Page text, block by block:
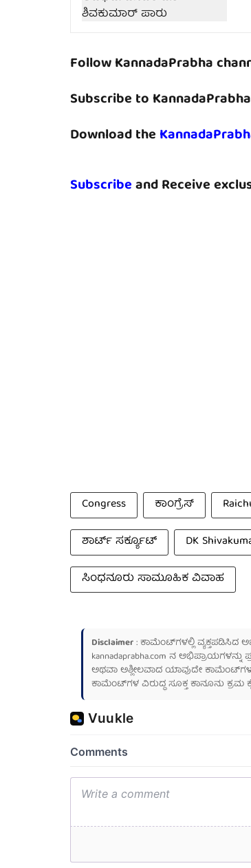
Follow KannadaPrabha
Subscribe to KannadaPrabha
Download the
Subscribeand Receive
Congress ಕಾಂಗ್ರೆಸ್
ಶಾರ್ಟ್ ಸರ್ಕ್ಯೂಟ್
‪DK
ಸಿಂಧನೂರು ಸಾಮೂಹಿಕ ವಿವಾಹ
Disclaimer: ಕಾಮೆಂಟ್‌ಗಳಲ್ಲಿ ವ್ಯಕ್ತಪಡಿಸಿದ
kannadaprabha.com ನ ಅಭಿಪ್ರಾಯಗಳನ್ನು
ಅಥವಾ ಅಶ್ಲೀಲವಾದ ಯಾವುದೇ
ಕಾಮೆಂಟ್‌ಗಳ ವಿರುದ್ಧ ಸೂಕ್ತ ಕಾನೂನು ಕ್ರಮ